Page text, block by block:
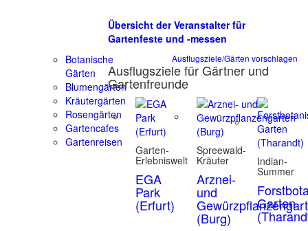
Übersicht der Veranstalter für
Gartenfeste und -messen
Botanische
Gärten
Blumengärten
Kräutergärten
Rosengärten
Gartencafes
Gartenreisen
Ausflugsziele/Gärten vorschlagen
Ausflugsziele für Gärtner und
Gartenfreunde
Garten-
Erlebniswelt
EGA
Park
(Erfurt)
Spreewald-
Kräuter
Arznei-
und
(Burg)
Indian-
Summer
Garten